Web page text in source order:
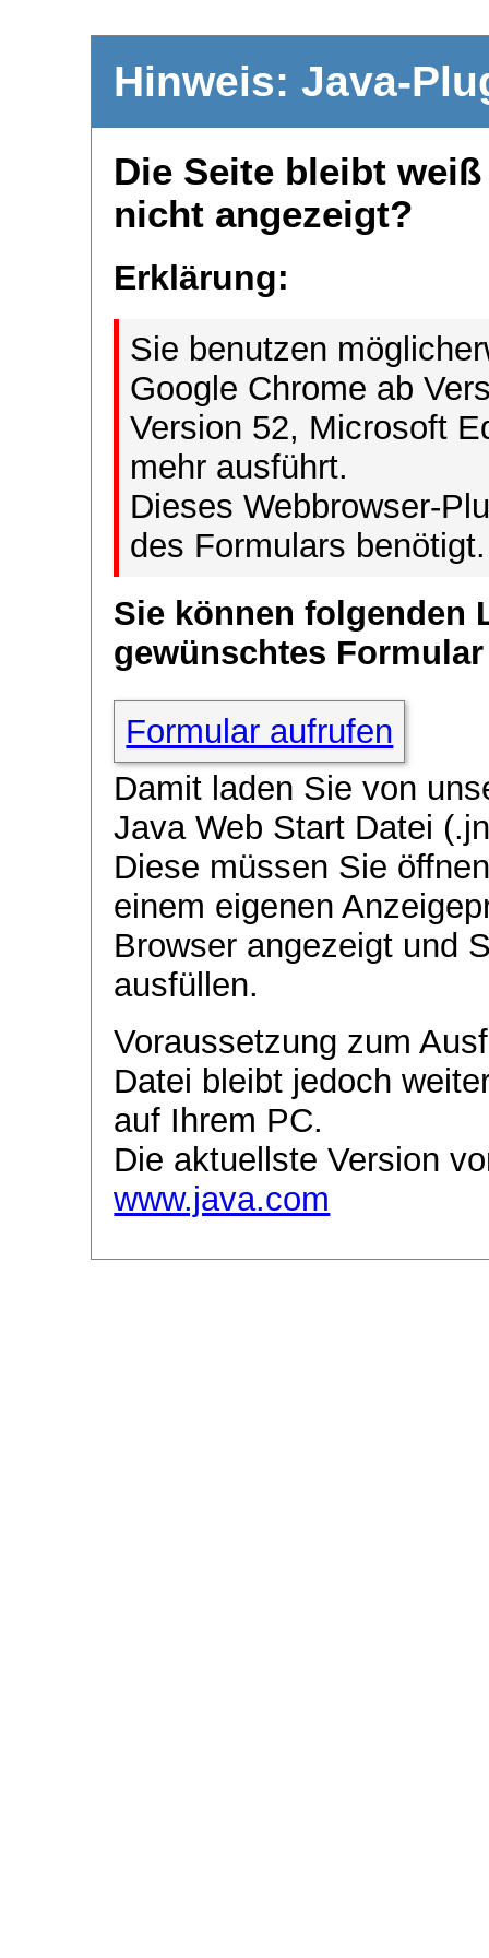
Hinweis: Java-
Die Seite bleibt
nicht angezeigt?
Erklärung:
Sie benutzen
Google Chrome ab
Version 52, Microsoft
mehr ausführt.
Dieses Webbrowser-
des Formulars benötigt.
Sie können folgenden
gewünschtes
Formular aufrufen
Damit laden Sie von
Java Web Start Datei
Diese müssen Sie
einem eigenen
Browser angezeigt und
ausfüllen.
Voraussetzung zum
Datei bleibt jedoch
auf Ihrem PC.
Die aktuellste Version
www.java.com